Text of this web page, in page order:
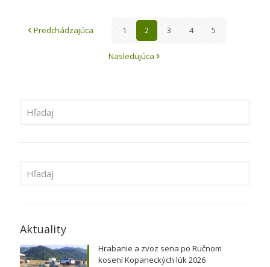
Predchádzajúca 1 2 3 4 5
Nasledujúca
Aktuality
Hrabanie a zvoz sena po Ručnom
kosení Kopaneckých lúk 2026